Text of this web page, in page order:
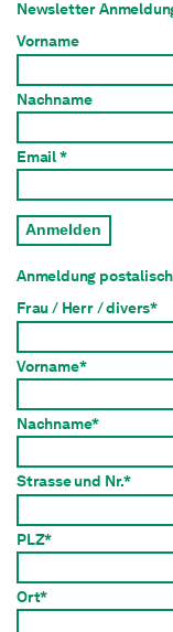
Newsletter
Vorname
Nachname
Email *
Anmelden
Anmeldung
Frau / Herr / divers*
Vorname*
Nachname*
Strasse und Nr.*
PLZ*
Ort*